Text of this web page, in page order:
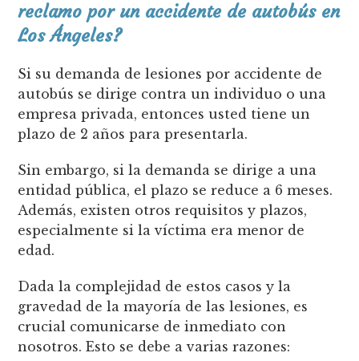
reclamo por un accidente de autobús en
Los Ángeles?
Si su demanda de lesiones por accidente de
autobús se dirige contra un individuo o una
empresa privada, entonces usted tiene un
plazo de 2 años para presentarla.
Sin embargo, si la demanda se dirige a una
entidad pública, el plazo se reduce a 6 meses.
Además, existen otros requisitos y plazos,
especialmente si la víctima era menor de
edad.
Dada la complejidad de estos casos y la
gravedad de la mayoría de las lesiones, es
crucial comunicarse de inmediato con
nosotros. Esto se debe a varias razones: